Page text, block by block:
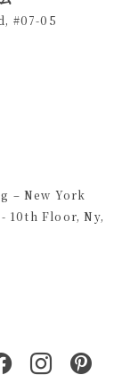
#07-05
– New York
10th Floor, Ny,